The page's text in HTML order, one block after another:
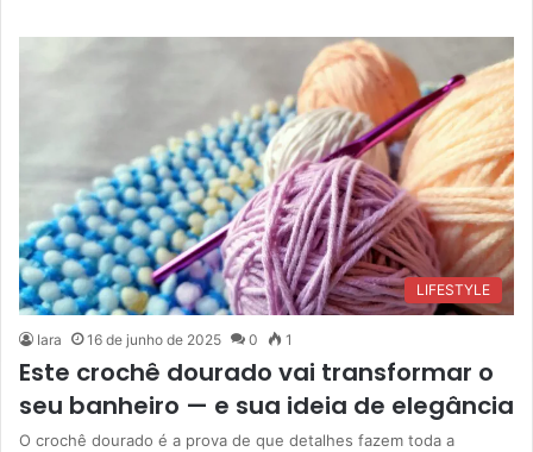
LIFESTYLE
Iara 16 de junho de 2025 0 1
Este crochê dourado vai transformar o
seu banheiro — e sua ideia de elegância
O crochê dourado é a prova de que detalhes fazem toda a